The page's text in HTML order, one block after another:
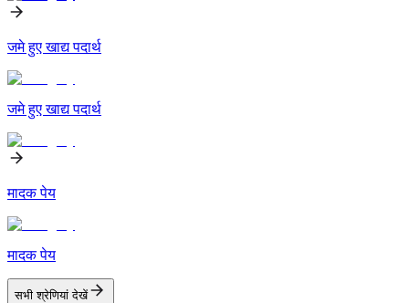
जमे हुए खाद्य पदार्थ
जमे हुए खाद्य पदार्थ
मादक पेय
मादक पेय
सभी श्रेणियां देखें